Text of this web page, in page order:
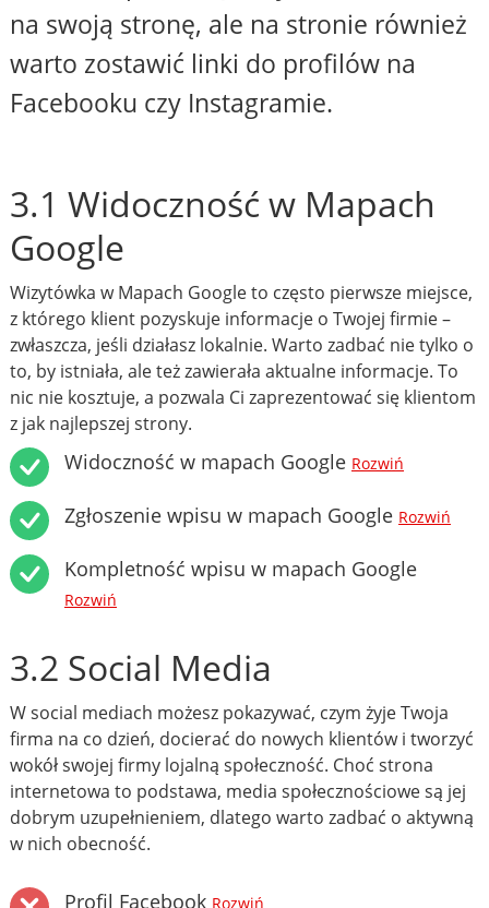
na swoją stronę, ale na stronie również
warto zostawić linki do profilów na
Facebooku czy Instagramie.
3.1 Widoczność w Mapach
Google
Wizytówka w Mapach Google to często pierwsze miejsce,
z którego klient pozyskuje informacje o Twojej firmie –
zwłaszcza, jeśli działasz lokalnie. Warto zadbać nie tylko o
to, by istniała, ale też zawierała aktualne informacje. To
nic nie kosztuje, a pozwala Ci zaprezentować się klientom
z jak najlepszej strony.
Widoczność w mapach Google Rozwiń
Zgłoszenie wpisu w mapach Google Rozwiń
Kompletność wpisu w mapach Google
Rozwiń
3.2 Social Media
W social mediach możesz pokazywać, czym żyje Twoja
firma na co dzień, docierać do nowych klientów i tworzyć
wokół swojej firmy lojalną społeczność. Choć strona
internetowa to podstawa, media społecznościowe są jej
dobrym uzupełnieniem, dlatego warto zadbać o aktywną
w nich obecność.
Profil Facebook